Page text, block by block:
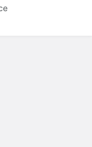
Doğalgaz